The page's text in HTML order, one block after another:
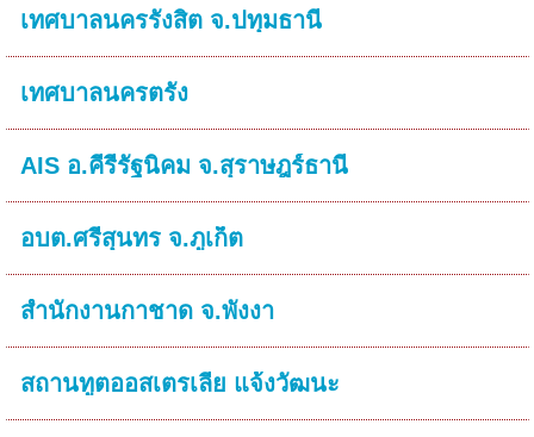
เทศบาลนครรังสิต จ.ปทุมธานี
เทศบาลนครตรัง
AIS อ.คีรีรัฐนิคม จ.สุราษฎร์ธานี
อบต.ศรีสุนทร จ.ภูเก็ต
สำนักงานกาชาด จ.พังงา
สถานทูตออสเตรเลีย แจ้งวัฒนะ